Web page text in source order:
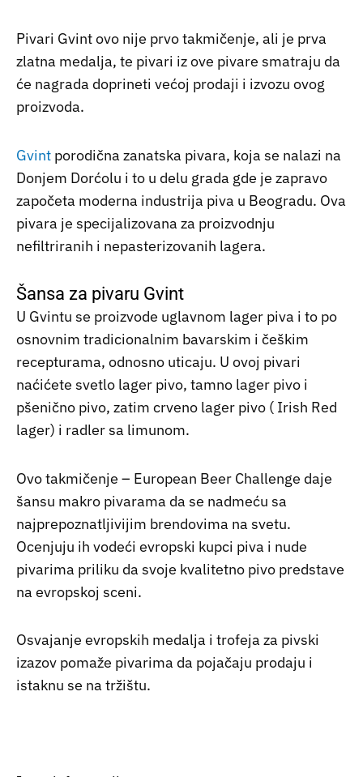
Pivari Gvint ovo nije prvo takmičenje, ali je prva
zlatna medalja, te pivari iz ove pivare smatraju da
će nagrada doprineti većoj prodaji i izvozu ovog
proizvoda.
Gvint porodična zanatska pivara, koja se nalazi na
Donjem Dorćolu i to u delu grada gde je zapravo
započeta moderna industrija piva u Beogradu. Ova
pivara je specijalizovana za proizvodnju
nefiltriranih i nepasterizovanih lagera.
Šansa za pivaru Gvint
U Gvintu se proizvode uglavnom lager piva i to po
osnovnim tradicionalnim bavarskim i češkim
recepturama, odnosno uticaju. U ovoj pivari
naćićete svetlo lager pivo, tamno lager pivo i
pšenično pivo, zatim crveno lager pivo ( Irish Red
lager) i radler sa limunom.
Ovo takmičenje – European Beer Challenge daje
šansu makro pivarama da se nadmeću sa
najprepoznatljivijim brendovima na svetu.
Ocenjuju ih vodeći evropski kupci piva i nude
pivarima priliku da svoje kvalitetno pivo predstave
na evropskoj sceni.
Osvajanje evropskih medalja i trofeja za pivski
izazov pomaže pivarima da pojačaju prodaju i
istaknu se na tržištu.